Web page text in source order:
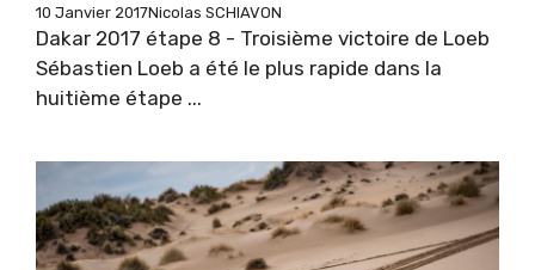
10 Janvier 2017Nicolas SCHIAVON
Dakar 2017 étape 8 - Troisième victoire de Loeb
Sébastien Loeb a été le plus rapide dans la
huitième étape ...